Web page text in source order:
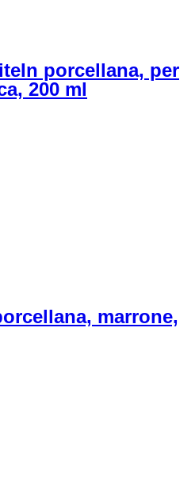
In porcellana, per
200 ml
marrone,